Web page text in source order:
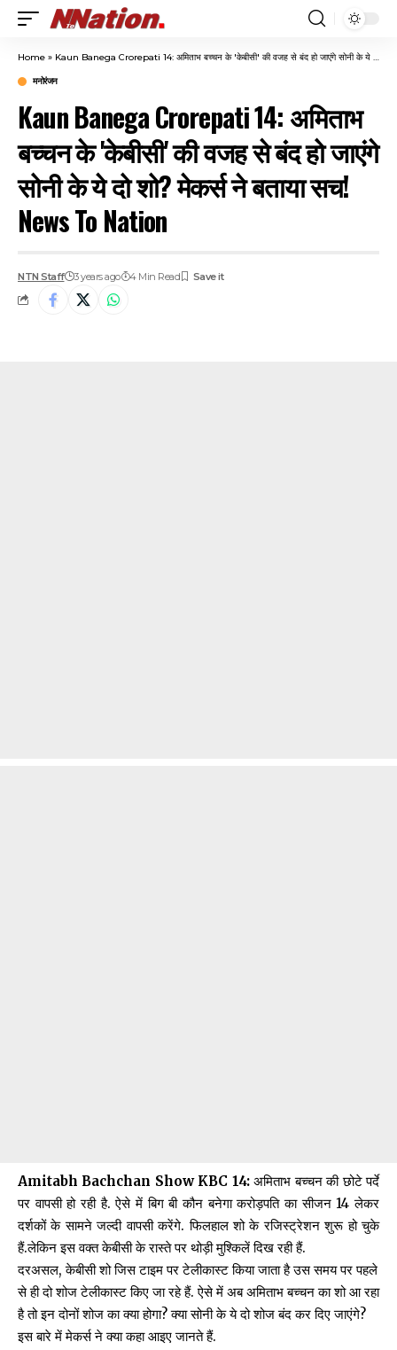
Home » Kaun Banega Crorepati 14: अमिताभ बच्चन के 'केबीसी' की वजह से बंद हो जाएंगे सोनी के ये दो शो? मेकर्स ने बताया सच! News To Nation
मनोरंजन
Kaun Banega Crorepati 14: अमिताभ
बच्चन के 'केबीसी' की वजह से बंद हो जाएंगे
सोनी के ये दो शो? मेकर्स ने बताया सच!
News To Nation
NTN Staff 3 years ago 4 Min Read
Amitabh Bachchan Show KBC 14:अमिताभ बच्चन की छोटे पर्दे
पर वापसी हो रही है. ऐसे में बिग बी कौन बनेगा करोड़पति का सीजन 14 लेकर
दर्शकों के सामने जल्दी वापसी करेंगे. फिलहाल शो के रजिस्ट्रेशन शुरू हो चुके
हैं.लेकिन इस वक्त केबीसी के रास्ते पर थोड़ी मुश्किलें दिख रही हैं.
दरअसल, केबीसी शो जिस टाइम पर टेलीकास्ट किया जाता है उस समय पर पहले
से ही दो शोज टेलीकास्ट किए जा रहे हैं. ऐसे में अब अमिताभ बच्चन का शो आ रहा
है तो इन दोनों शोज का क्या होगा? क्या सोनी के ये दो शोज बंद कर दिए जाएंगे?
इस बारे में मेकर्स ने क्या कहा आइए जानते हैं.